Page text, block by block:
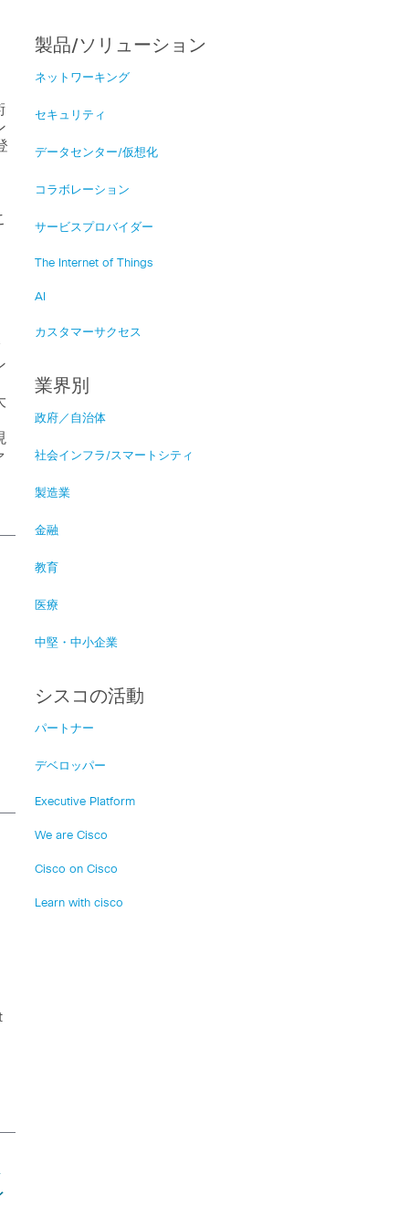
製品/ソリューション
ネットワーキング
セキュリティ
データセンター/仮想化
コラボレーション
サービスプロバイダー
The Internet of Things
AI
カスタマーサクセス
業界別
政府／自治体
社会インフラ/スマートシティ
製造業
金融
教育
医療
中堅・中小企業
シスコの活動
パートナー
デベロッパー
Executive Platform
We are Cisco
Cisco on Cisco
Learn with cisco